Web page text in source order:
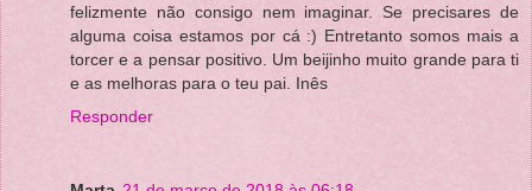
felizmente não consigo nem imaginar. Se precisares de
alguma coisa estamos por cá :) Entretanto somos mais a
torcer e a pensar positivo. Um beijinho muito grande para ti
e as melhoras para o teu pai. Inês
Responder